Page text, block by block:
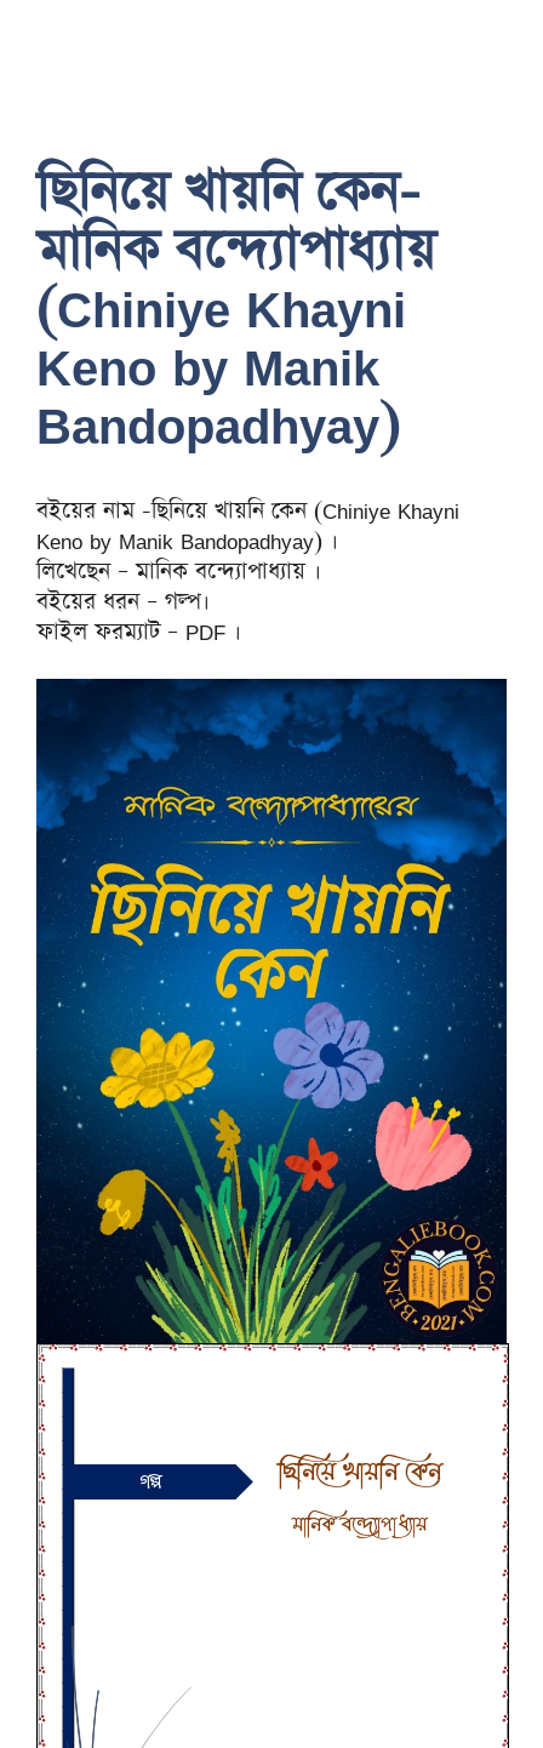
ছিনিয়ে খায়নি কেন-
মানিক বন্দ্যোপাধ্যায়
(Chiniye Khayni
Keno by Manik
Bandopadhyay)
বইয়ের নাম -ছিনিয়ে খায়নি কেন (Chiniye Khayni
Keno by Manik Bandopadhyay) ।
লিখেছেন – মানিক বন্দ্যোপাধ্যায় ।
বইয়ের ধরন – গল্প।
ফাইল ফরম্যাট – PDF ।